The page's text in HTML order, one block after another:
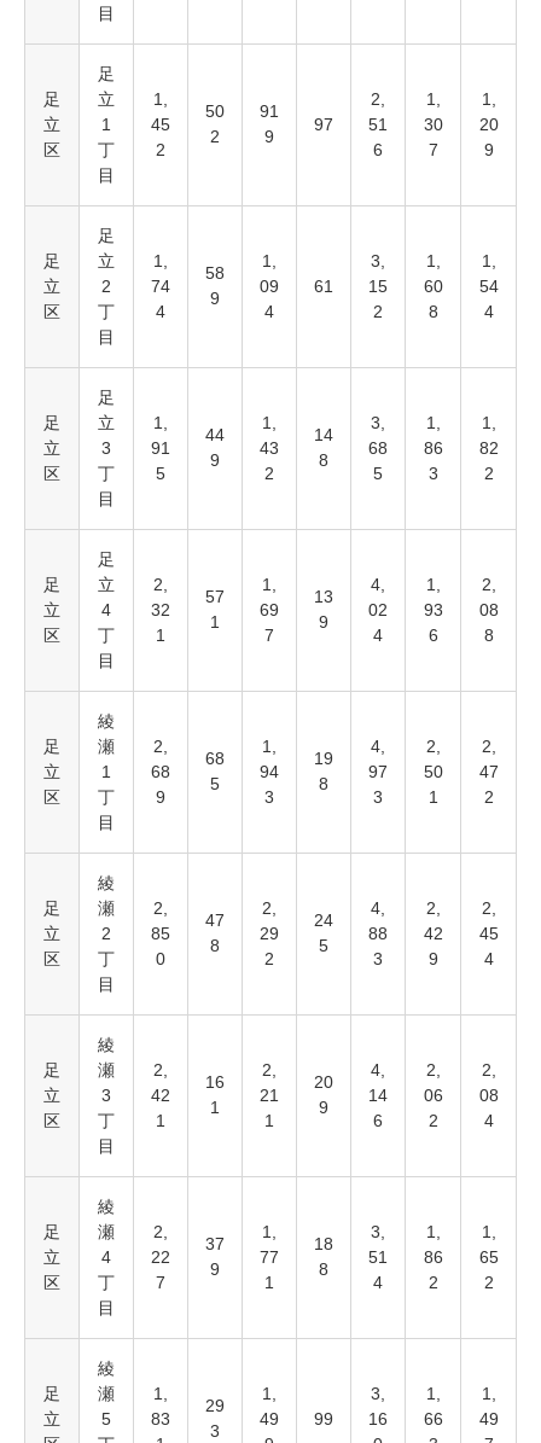
目
足
立
区
足
立
1
丁
目
1,
45
2
50
2
91
9
97
2,
51
6
1,
30
7
1,
20
9
足
立
区
足
立
2
丁
目
1,
74
4
58
9
1,
09
4
61
3,
15
2
1,
60
8
1,
54
4
足
立
区
足
立
3
丁
目
1,
91
5
44
9
1,
43
2
14
8
3,
68
5
1,
86
3
1,
82
2
足
立
区
足
立
4
丁
目
2,
32
1
57
1
1,
69
7
13
9
4,
02
4
1,
93
6
2,
08
8
足
立
区
綾
瀬
1
丁
目
2,
68
9
68
5
1,
94
3
19
8
4,
97
3
2,
50
1
2,
47
2
足
立
区
綾
瀬
2
丁
目
2,
85
0
47
8
2,
29
2
24
5
4,
88
3
2,
42
9
2,
45
4
足
立
区
綾
瀬
3
丁
目
2,
42
1
16
1
2,
21
1
20
9
4,
14
6
2,
06
2
2,
08
4
足
立
区
綾
瀬
4
丁
目
2,
22
7
37
9
1,
77
1
18
8
3,
51
4
1,
86
2
1,
65
2
足
立
綾
瀬
5
1,
83
29
3
1,
49
99
3,
16
1,
66
1,
49